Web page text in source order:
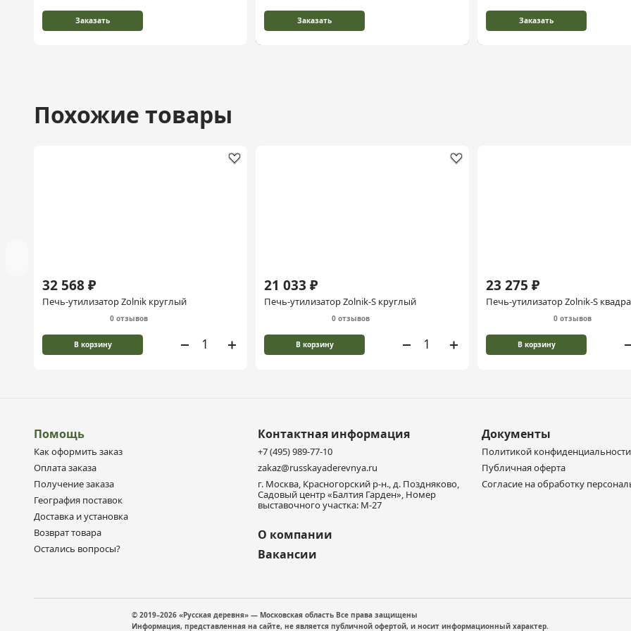
Заказать Заказать Заказать
Похожие товары
32 568 ₽
Печь-утилизатор Zolnik круглый
0 отзывов
В корзину
21 033 ₽
Печь-утилизатор Zolnik-S круглый
0 отзывов
В корзину
23 275 ₽
Печь-утилизатор Zolnik-S
0 отзывов
В корзину
Помощь
Как оформить заказ
Оплата заказа
Получение заказа
География поставок
Доставка и установка
Возврат товара
Остались вопросы?
Контактная информация
+7 (495) 989-77-10
zakaz@russkayaderevnya.ru
г. Москва, Красногорский р-н., д. Поздняково,
Садовый центр «Балтия Гарден», Номер
выставочного участка: М-27
О компании
Вакансии
Документы
Политикой конфиденциальности
Публичная оферта
Согласие на обработку
© 2019–2026 «Русская деревня» — Московская область Все права защищены
Информация, представленная на сайте, не является публичной офертой, и носит информационный характер.